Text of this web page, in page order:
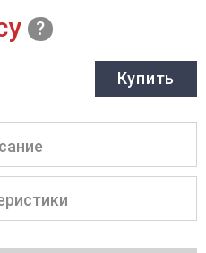
Купить